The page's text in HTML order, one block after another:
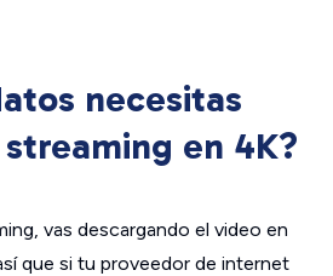
necesitas
en 4K?
vas descargando el video en
que si tu proveedor de internet